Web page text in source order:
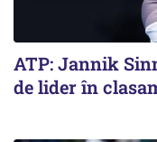
ATP: Jannik
de lider în